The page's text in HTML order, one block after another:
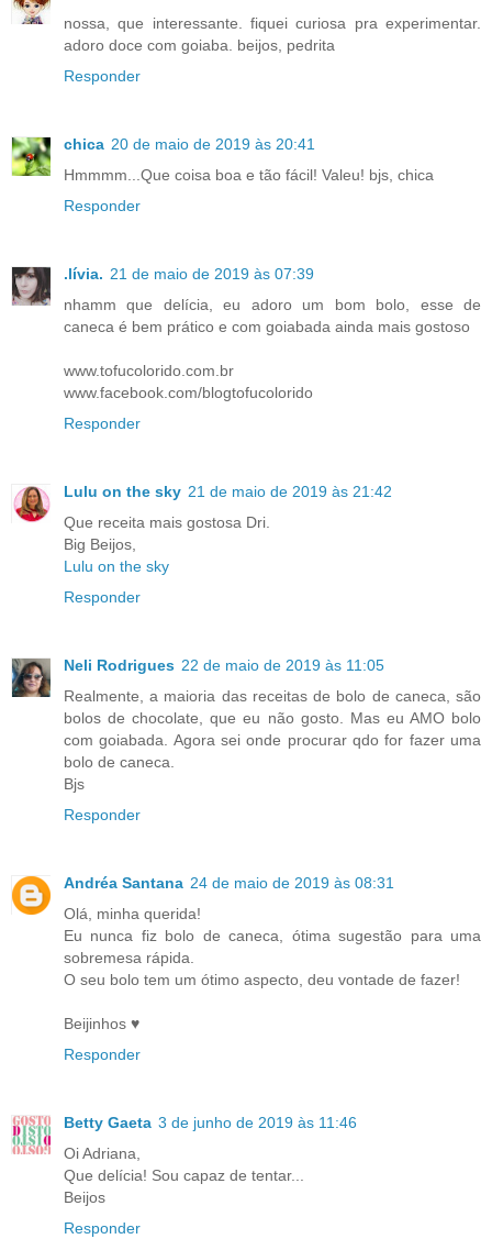
nossa, que interessante. fiquei curiosa pra experimentar.
adoro doce com goiaba. beijos, pedrita
Responder
chica 20 de maio de 2019 às 20:41
Hmmmm...Que coisa boa e tão fácil! Valeu! bjs, chica
Responder
.lívia. 21 de maio de 2019 às 07:39
nhamm que delícia, eu adoro um bom bolo, esse de
caneca é bem prático e com goiabada ainda mais gostoso
www.tofucolorido.com.br
www.facebook.com/blogtofucolorido
Responder
Lulu on the sky 21 de maio de 2019 às 21:42
Que receita mais gostosa Dri.
Big Beijos,
Lulu on the sky
Responder
Neli Rodrigues 22 de maio de 2019 às 11:05
Realmente, a maioria das receitas de bolo de caneca, são
bolos de chocolate, que eu não gosto. Mas eu AMO bolo
com goiabada. Agora sei onde procurar qdo for fazer uma
bolo de caneca.
Bjs
Responder
Andréa Santana 24 de maio de 2019 às 08:31
Olá, minha querida!
Eu nunca fiz bolo de caneca, ótima sugestão para uma
sobremesa rápida.
O seu bolo tem um ótimo aspecto, deu vontade de fazer!
Beijinhos ♥
Responder
Betty Gaeta 3 de junho de 2019 às 11:46
Oi Adriana,
Que delícia! Sou capaz de tentar...
Beijos
Responder